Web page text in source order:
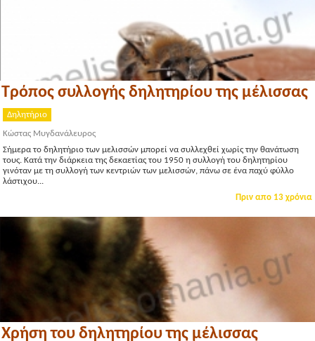
Τρόπος συλλογής δηλητηρίου της μέλισσας
Δηλητήριο
Κώστας Μυγδανάλευρος
Σήμερα το δηλητήριο των μελισσών μπορεί να συλλεχθεί χωρίς την θανάτωση
τους. Κατά την διάρκεια της δεκαετίας του 1950 η συλλογή του δηλητηρίου
γινόταν με τη συλλογή των κεντριών των μελισσών, πάνω σε ένα παχύ φύλλο
λάστιχου...
Πριν απο 13 χρόνια
Χρήση του δηλητηρίου της μέλισσας